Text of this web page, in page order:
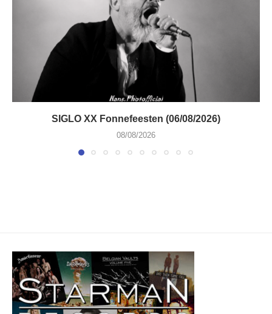
SIGLO XX Fonnefeesten (06/08/2026)
08/08/2026